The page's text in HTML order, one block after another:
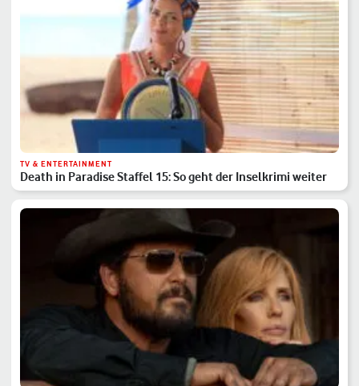
TV & ENTERTAINMENT
Death in Paradise Staffel 15: So geht der Inselkrimi weiter